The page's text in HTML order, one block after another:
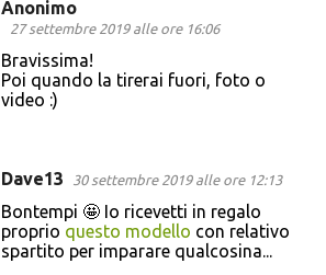
Anonimo
27 settembre 2019 alle ore 16:06
Bravissima!
Poi quando la tirerai fuori, foto o
video :)
Dave13 30 settembre 2019 alle ore 12:13
Bontempi 🤩 Io ricevetti in regalo
proprio questo modello con relativo
spartito per imparare qualcosina...